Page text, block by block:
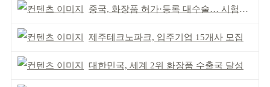
중국, 화장품 허가·등록 대수술… 시험자료 공용 허용
제주테크노파크, 입주기업 15개사 모집
대한민국, 세계 2위 화장품 수출국 달성